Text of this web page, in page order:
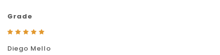
Grade
Diego Mello